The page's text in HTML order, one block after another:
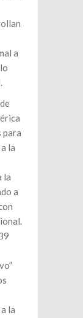
a
para
la
la
a
la